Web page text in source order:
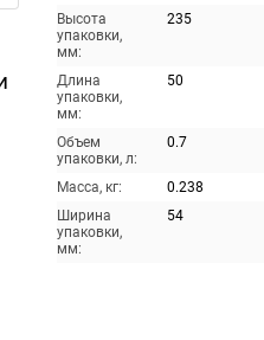
Высота
упаковки,
мм:
235
Длина
упаковки,
мм:
50
Объем
упаковки, л:
0.7
Масса, кг:
0.238
Ширина
упаковки,
мм:
54